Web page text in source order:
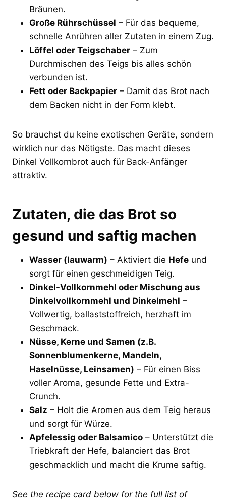
Bräunen.
Große Rührschüssel – Für das bequeme,
schnelle Anrühren aller Zutaten in einem Zug.
Löffel oder Teigschaber – Zum
Durchmischen des Teigs bis alles schön
verbunden ist.
Fett oder Backpapier – Damit das Brot nach
dem Backen nicht in der Form klebt.
So brauchst du keine exotischen Geräte, sondern
wirklich nur das Nötigste. Das macht dieses
Dinkel Vollkornbrot auch für Back-Anfänger
attraktiv.
Zutaten, die das Brot so
gesund und saftig machen
Wasser (lauwarm) – Aktiviert die Hefe und
sorgt für einen geschmeidigen Teig.
Dinkel-Vollkornmehl oder Mischung aus
Dinkelvollkornmehl und Dinkelmehl –
Vollwertig, ballaststoffreich, herzhaft im
Geschmack.
Nüsse, Kerne und Samen (z.B.
Sonnenblumenkerne, Mandeln,
Haselnüsse, Leinsamen) – Für einen Biss
voller Aroma, gesunde Fette und Extra-
Crunch.
Salz – Holt die Aromen aus dem Teig heraus
und sorgt für Würze.
Apfelessig oder Balsamico – Unterstützt die
Triebkraft der Hefe, balanciert das Brot
geschmacklich und macht die Krume saftig.
See the recipe card below for the full list of